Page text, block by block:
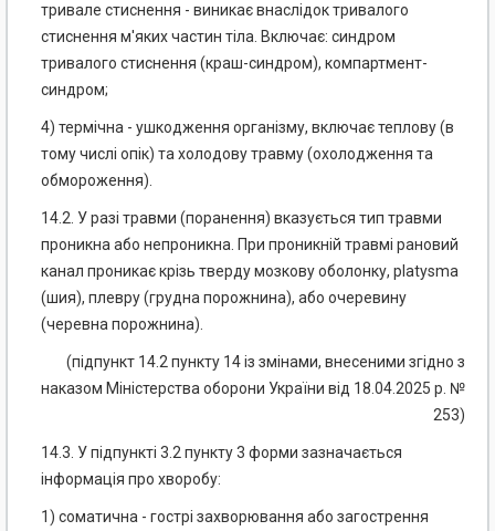
тривале стиснення - виникає внаслідок тривалого
стиснення м'яких частин тіла. Включає: синдром
тривалого стиснення (краш-синдром), компартмент-
синдром;
4) термічна - ушкодження організму, включає теплову (в
тому числі опік) та холодову травму (охолодження та
обмороження).
14.2. У разі травми (поранення) вказується тип травми
проникна або непроникна. При проникній травмі рановий
канал проникає крізь тверду мозкову оболонку, platysma
(шия), плевру (грудна порожнина), або очеревину
(черевна порожнина).
(підпункт 14.2 пункту 14 із змінами, внесеними згідно з
наказом Міністерства оборони України від 18.04.2025 р. №
253)
14.3. У підпункті 3.2 пункту 3 форми зазначається
інформація про хворобу:
1) соматична - гострі захворювання або загострення